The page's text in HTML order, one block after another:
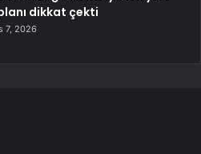
dikkat çekti
7, 2026